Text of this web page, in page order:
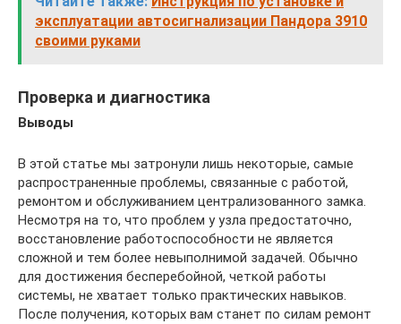
эксплуатации автосигнализации Пандора 3910
своими руками
Проверка и диагностика
Выводы
В этой статье мы затронули лишь некоторые, самые
распространенные проблемы, связанные с работой,
ремонтом и обслуживанием централизованного замка.
Несмотря на то, что проблем у узла предостаточно,
восстановление работоспособности не является
сложной и тем более невыполнимой задачей. Обычно
для достижения бесперебойной, четкой работы
системы, не хватает только практических навыков.
После получения, которых вам станет по силам ремонт